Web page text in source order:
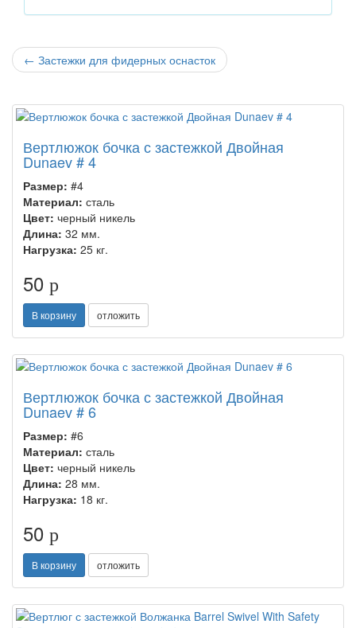
← Застежки для фидерных оснасток
Вертлюжок бочка с застежкой Двойная
Dunaev # 4
Размер: #4
Материал: сталь
Цвет: черный никель
Длина: 32 мм.
Нагрузка: 25 кг.
50 p
В корзину отложить
Вертлюжок бочка с застежкой Двойная
Dunaev # 6
Размер: #6
Материал: сталь
Цвет: черный никель
Длина: 28 мм.
Нагрузка: 18 кг.
50 p
В корзину отложить